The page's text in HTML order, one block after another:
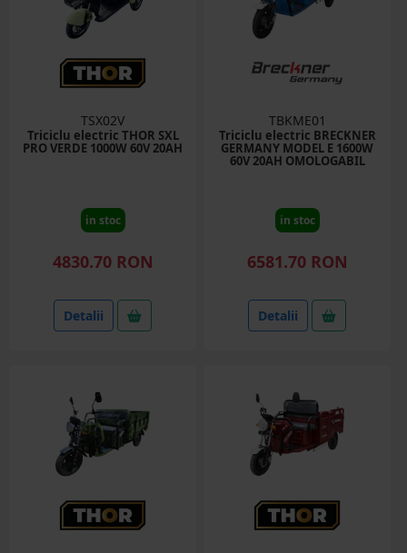
TSX02V
Triciclu electric THOR SXL
PRO VERDE 1000W 60V 20AH
in stoc
4830.70 RON
Detalii
TBKME01
Triciclu electric BRECKNER
GERMANY MODEL E 1600W
60V 20AH OMOLOGABIL
in stoc
6581.70 RON
Detalii